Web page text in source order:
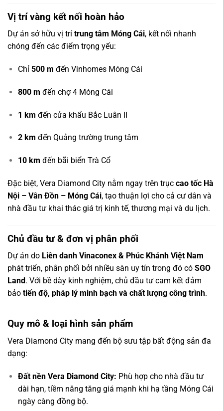
Vị trí vàng kết nối hoàn hảo
Dự án sở hữu vị trí trung tâm Móng Cái, kết nối nhanh
chóng đến các điểm trọng yếu:
Chỉ 500 m đến Vinhomes Móng Cái
800 m đến chợ 4 Móng Cái
1 km đến cửa khẩu Bắc Luân II
2 km đến Quảng trường trung tâm
10 km đến bãi biển Trà Cổ
Đặc biệt, Vera Diamond City nằm ngay trên trục cao tốc Hà
Nội – Vân Đồn – Móng Cái, tạo thuận lợi cho cả cư dân và
nhà đầu tư khai thác giá trị kinh tế, thương mại và du lịch.
Chủ đầu tư & đơn vị phân phối
Dự án do Liên danh Vinaconex & Phúc Khánh Việt Nam
phát triển, phân phối bởi nhiều sàn uy tín trong đó có SGO
Land . Với bề dày kinh nghiệm, chủ đầu tư cam kết đảm
bảo tiến độ, pháp lý minh bạch và chất lượng công trình.
Quy mô & loại hình sản phẩm
Vera Diamond City mang đến bộ sưu tập bất động sản đa
dạng:
Đất nền Vera Diamond City: Phù hợp cho nhà đầu tư
dài hạn, tiềm năng tăng giá mạnh khi hạ tầng Móng Cái
ngày càng đồng bộ.